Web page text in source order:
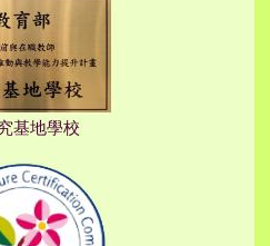
基地學校